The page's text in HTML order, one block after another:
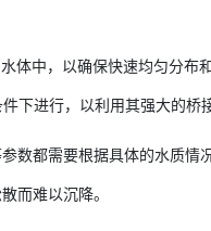
体中，以确保快速均匀分布
下进行，以利用其强大的桥
数都需要根据具体的水质
而难以沉降。